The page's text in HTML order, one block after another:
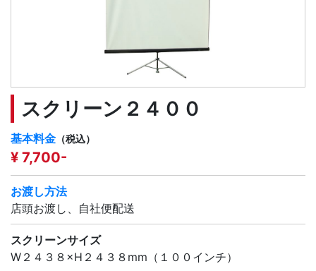
スクリーン２４００
基本料金 （税込）
¥ 7,700-
お渡し方法
店頭お渡し、自社便配送
スクリーンサイズ
W２４３８×H２４３８mm（１００インチ）